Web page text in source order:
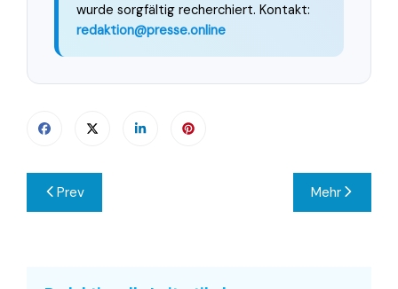
wurde sorgfältig recherchiert. Kontakt:
redaktion@presse.online
Beitragsnavigation
Prev Mehr